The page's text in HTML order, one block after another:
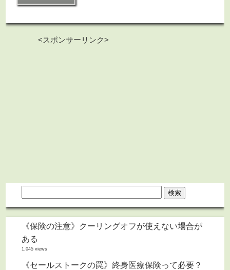
<スポンサーリンク>
《保険の注意》クーリングオフが使えない場合が
ある
1,045 views
《セールストークの罠》終身医療保険って必要？